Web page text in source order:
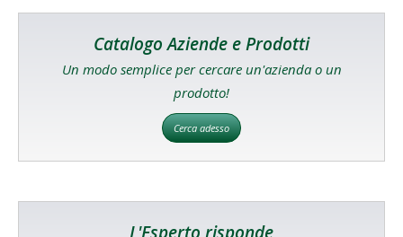
Catalogo Aziende e Prodotti
Un modo semplice per cercare un'azienda o un
prodotto!
Cerca adesso